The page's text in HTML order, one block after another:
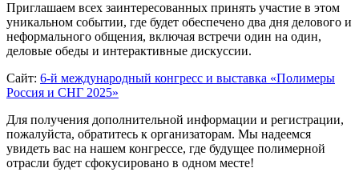
Приглашаем всех заинтересованных принять участие в этом
уникальном событии, где будет обеспечено два дня делового и
неформального общения, включая встречи один на один,
деловые обеды и интерактивные дискуссии.
Сайт: 6-й международный конгресс и выставка «Полимеры
Россия и СНГ 2025»
Для получения дополнительной информации и регистрации,
пожалуйста, обратитесь к организаторам. Мы надеемся
увидеть вас на нашем конгрессе, где будущее полимерной
отрасли будет сфокусировано в одном месте!